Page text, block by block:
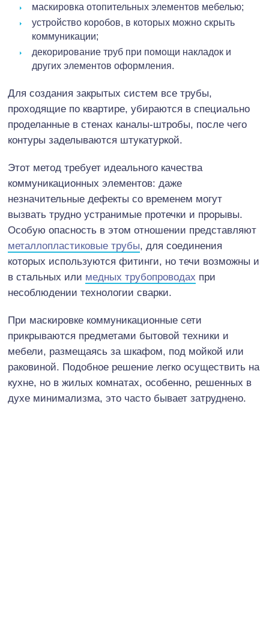
маскировка отопительных элементов мебелью;
устройство коробов, в которых можно скрыть
коммуникации;
декорирование труб при помощи накладок и
других элементов оформления.
Для создания закрытых систем все трубы,
проходящие по квартире, убираются в специально
проделанные в стенах каналы-штробы, после чего
контуры заделываются штукатуркой.
Этот метод требует идеального качества
коммуникационных элементов: даже
незначительные дефекты со временем могут
вызвать трудно устранимые протечки и прорывы.
Особую опасность в этом отношении представляют
металлопластиковые трубы, для соединения
которых используются фитинги, но течи возможны и
в стальных или медных трубопроводах при
несоблюдении технологии сварки.
При маскировке коммуникационные сети
прикрываются предметами бытовой техники и
мебели, размещаясь за шкафом, под мойкой или
раковиной. Подобное решение легко осуществить на
кухне, но в жилых комнатах, особенно, решенных в
духе минимализма, это часто бывает затруднено.